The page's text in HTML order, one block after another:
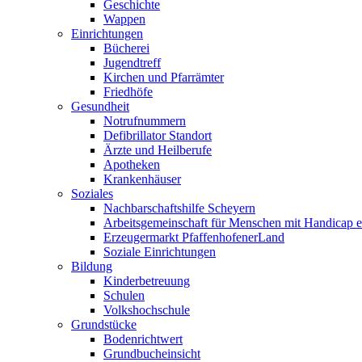
Geschichte
Wappen
Einrichtungen
Bücherei
Jugendtreff
Kirchen und Pfarrämter
Friedhöfe
Gesundheit
Notrufnummern
Defibrillator Standort
Ärzte und Heilberufe
Apotheken
Krankenhäuser
Soziales
Nachbarschaftshilfe Scheyern
Arbeitsgemeinschaft für Menschen mit Handicap
Erzeugermarkt PfaffenhofenerLand
Soziale Einrichtungen
Bildung
Kinderbetreuung
Schulen
Volkshochschule
Grundstücke
Bodenrichtwert
Grundbucheinsicht